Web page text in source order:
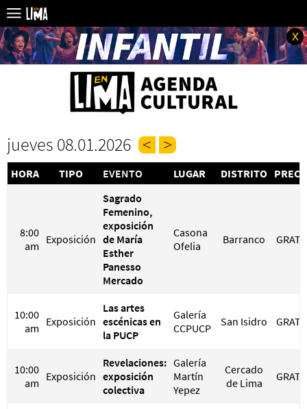
x
jueves 08.01.2026
HORA TIPO EVENTO LUGAR DISTRITO
8:00
am Exposición
Sagrado
Femenino,
exposición
de María
Esther
Panesso
Mercado
Casona
Ofelia
Barranco
10:00
am Exposición
Las artes
escénicas en
la PUCP
Galería
CCPUCP
San Isidro
10:00
am Exposición
Revelaciones:
exposición
colectiva
Galería
Martín
Yepez
Cercado
de Lima